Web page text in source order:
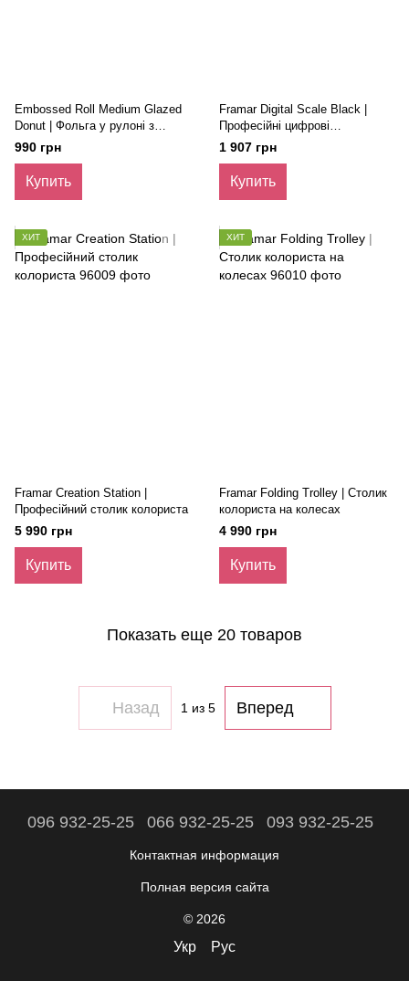
Embossed Roll Medium Glazed
Donut | Фольга у рулоні з
тисненням " Тістечко з
глазур'ю ", 98 м.
990 грн
Купить
Framar Digital Scale Black |
Професійні цифрові
перукарські ваги
1 907 грн
Купить
ХИТ
Framar Creation Station |
Професійний столик колориста
5 990 грн
Купить
ХИТ
Framar Folding Trolley | Столик
колориста на колесах
4 990 грн
Купить
Показать еще 20 товаров
Назад 1из 5 Вперед
096 932-25-25 066 932-25-25 093 932-25-25
Контактная информация
Полная версия сайта
© 2026
Укр Рус